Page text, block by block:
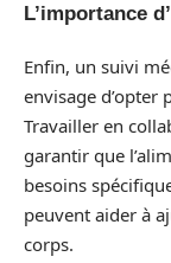
L’importance
Enfin, un suivi
envisage d’opter
Travailler en
garantir que
besoins
peuvent aider à
corps.